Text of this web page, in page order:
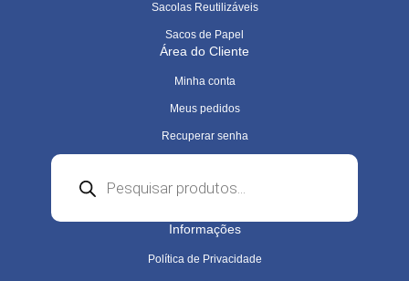
Sacolas Reutilizáveis
Sacos de Papel
Área do Cliente
Minha conta
Meus pedidos
Recuperar senha
produtos
Informações
Política de Privacidade